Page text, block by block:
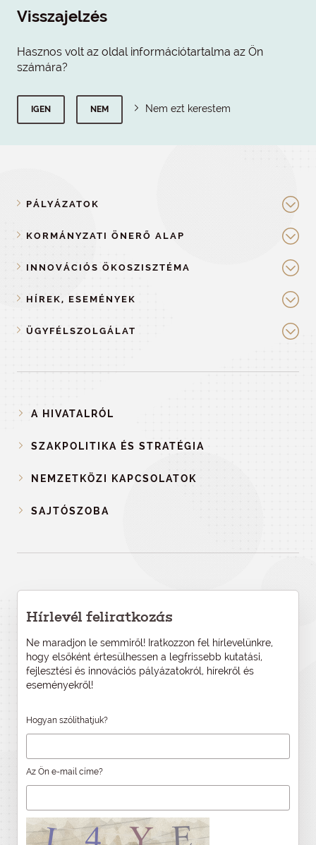
Visszajelzés
Hasznos volt az oldal információtartalma az Ön
számára?
IGEN NEM Nem ezt kerestem
PÁLYÁZATOK
KORMÁNYZATI ÖNERŐ ALAP
INNOVÁCIÓS ÖKOSZISZTÉMA
HÍREK, ESEMÉNYEK
ÜGYFÉLSZOLGÁLAT
A HIVATALRÓL
SZAKPOLITIKA ÉS STRATÉGIA
NEMZETKÖZI KAPCSOLATOK
SAJTÓSZOBA
Hírlevél feliratkozás
Ne maradjon le semmiről! Iratkozzon fel hírlevelünkre,
hogy elsőként értesülhessen a legfrissebb kutatási,
fejlesztési és innovációs pályázatokról, hírekről és
eseményekről!
Hogyan szólíthatjuk?
Az Ön e-mail címe?